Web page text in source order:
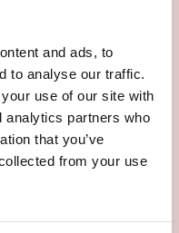
and ads, to
to analyse our traffic.
use of our site with
analytics partners who
that you’ve
from your use
dina närstående en
göra vad de vill
En enkel
trygghet när den
och prisvärd